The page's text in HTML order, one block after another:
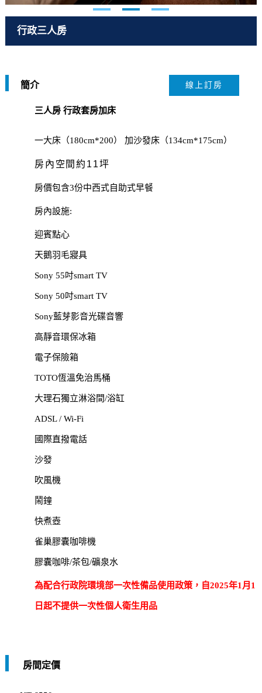
行政三人房
線上訂房
簡介
三人房 行政套房加床
一大床（180cm*200） 加沙發床（134cm*175cm）
房內空間約11坪
房價包含3份中西式自助式早餐
房內設施:
迎賓點心
天鵝羽毛寢具
Sony 55吋smart TV
Sony 50吋smart TV
Sony藍芽影音光碟音響
高靜音環保冰箱
電子保險箱
TOTO恆溫免治馬桶
大理石獨立淋浴間/浴缸
ADSL / Wi-Fi
國際直撥電話
沙發
吹風機
鬧鐘
快煮壺
雀巢膠囊咖啡機
膠囊咖啡/茶包/礦泉水
為配合行政院環境部一次性備品使用政策，自2025年1月1
日起不提供一次性個人衛生用品
房間定價